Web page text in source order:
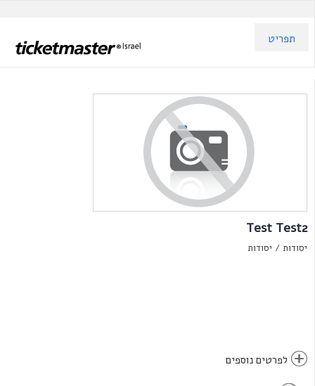
תפריט
Test Test2
יסודות / יסודות
לפרטים נוספים